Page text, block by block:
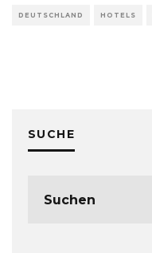
DEUTSCHLAND HOTELS
SUCHE